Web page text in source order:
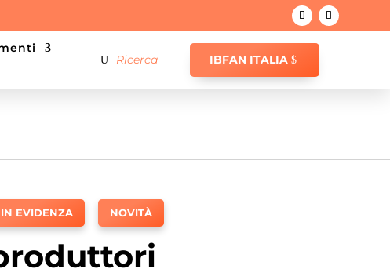
IBFAN ITALIA
IN EVIDENZA NOVITÀ